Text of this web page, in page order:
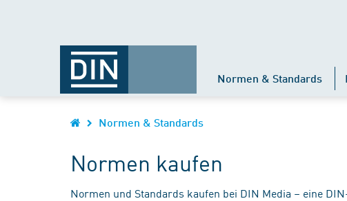
Normen & Standards
Normen & Standards
Normen kaufen
Normen und Standards kaufen bei DIN Media – eine